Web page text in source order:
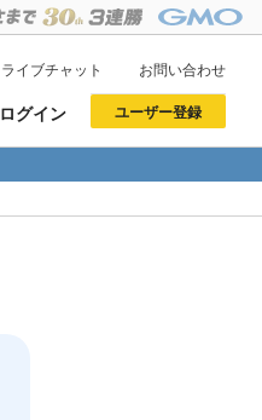
ライブチャット お問い合わせ
ログイン ユーザー登録